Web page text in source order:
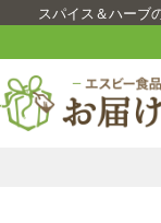
スパイス＆ハーブ